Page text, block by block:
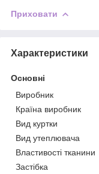
Приховати
Характеристики
Основні
Виробник
Країна виробник
Вид куртки
Вид утеплювача
Властивості тканини
Застібка